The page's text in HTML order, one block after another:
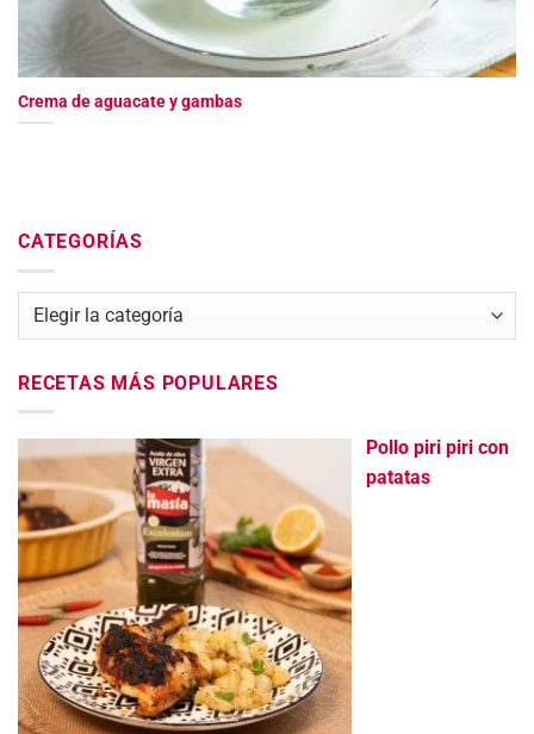
Crema de aguacate y gambas
CATEGORÍAS
Categorías
RECETAS MÁS POPULARES
Pollo piri piri con
patatas